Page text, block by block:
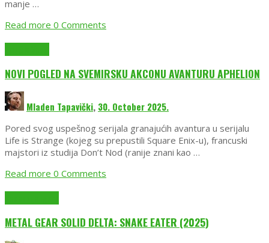
manje …
Read more 0 Comments
NOVI POGLED NA SVEMIRSKU AKCONU AVANTURU APHELION
Mladen Tapavički, 30. October 2025.
Pored svog uspešnog serijala granajućih avantura u serijalu
Life is Strange (kojeg su prepustili Square Enix-u), francuski
majstori iz studija Don’t Nod (ranije znani kao …
Read more 0 Comments
METAL GEAR SOLID DELTA: SNAKE EATER (2025)